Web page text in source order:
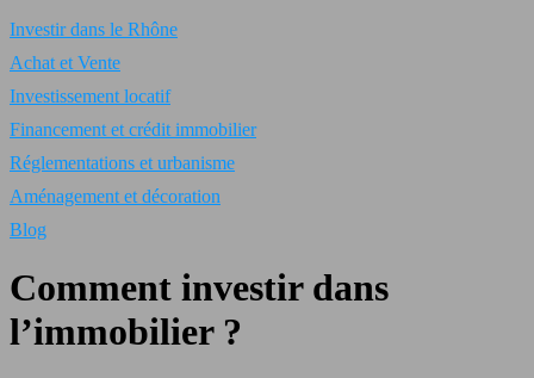
Investir dans le Rhône
Achat et Vente
Investissement locatif
Financement et crédit immobilier
Réglementations et urbanisme
Aménagement et décoration
Blog
Comment investir dans
l’immobilier ?